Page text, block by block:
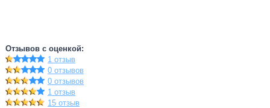
Отзывов с оценкой:
1 отзыв
0 отзывов
0 отзывов
1 отзыв
15 отзыв